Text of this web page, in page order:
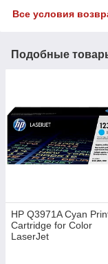
Все условия
Подобные
HP Q3971A Cyan
Cartridge for Color
LaserJet